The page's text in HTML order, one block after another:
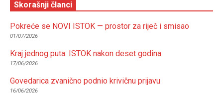
Skorašnji članci
Pokreće se NOVI ISTOK — prostor za riječ i smisao
01/07/2026
Kraj jednog puta: ISTOK nakon deset godina
17/06/2026
Govedarica zvanično podnio krivičnu prijavu
16/06/2026